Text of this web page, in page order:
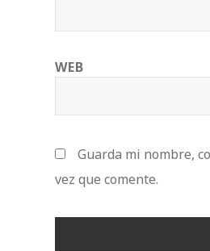
WEB
Guarda mi nombre,
vez que comente.